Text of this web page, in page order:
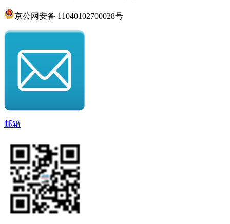
京公网安备 11040102700028号
邮箱